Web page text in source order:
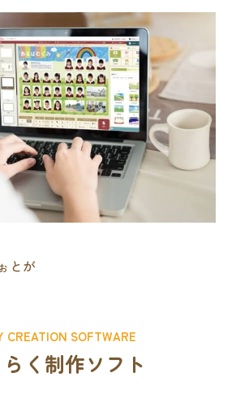
とが
CREATION SOFTWARE
らく制作ソフト